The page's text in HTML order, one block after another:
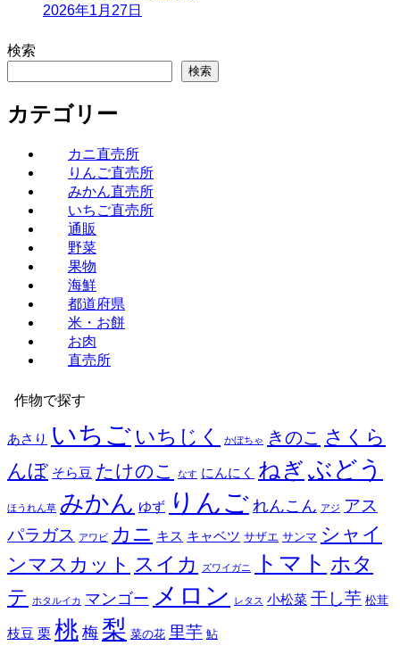
2026年1月27日
検索
検索
カテゴリー
カニ直売所
りんご直売所
みかん直売所
いちご直売所
通販
野菜
果物
海鮮
都道府県
米・お餅
お肉
直売所
作物で探す
あさり いちご いちじく かぼちゃ きのこ さくら
んぼ そら豆 たけのこ なす にんにく ねぎ ぶどう
ほうれん草 みかん ゆず りんご れんこん アジ アス
パラガス アワビ カニ キス キャベツ サザエ サンマ シャイ
ンマスカット スイカ ズワイガニ トマト ホタ
テ ホタルイカ マンゴー メロン レタス 小松菜 干し芋 松茸
枝豆 栗 桃 梅 梨 菜の花 里芋 鮎